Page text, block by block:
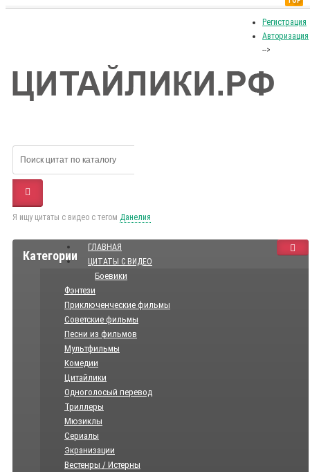
Регистрация
Авторизация
-->
Я ищу цитаты с видео с тегом Данелия
Категории
ГЛАВНАЯ
ЦИТАТЫ С ВИДЕО
Боевики
Фэнтези
Приключенческие фильмы
Советские фильмы
Песни из фильмов
Мультфильмы
Комедии
Цитайлики
Одноголосый перевод
Триллеры
Мюзиклы
Сериалы
Экранизации
Вестенры / Истерны